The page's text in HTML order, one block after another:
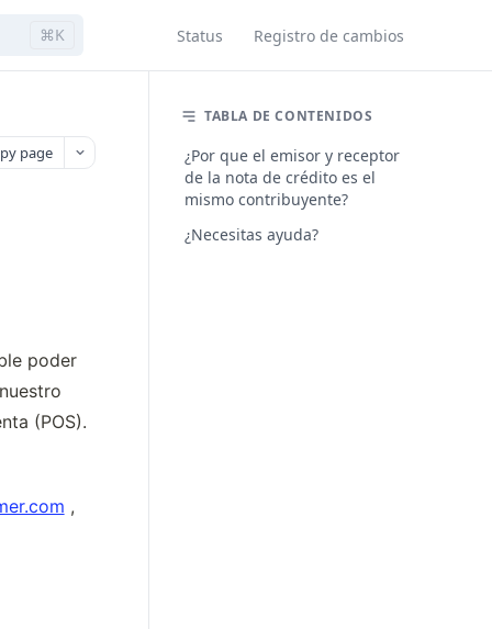
⌘K Status Registro de cambios
page
poder
(POS).
,
TABLA DE CONTENIDOS
¿Por que el emisor y receptor
de la nota de crédito es el
mismo contribuyente?
¿Necesitas ayuda?